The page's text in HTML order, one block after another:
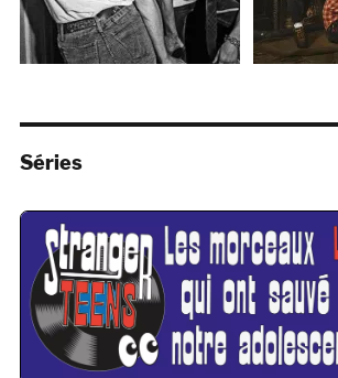
Séries